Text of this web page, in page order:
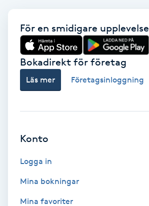
Face framing
Faceliftmassage
Fillers
För en smidigare upplevelse
Bokadirekt för företag
Läs mer Företagsinloggning
Konto
Logga in
Mina bokningar
Mina favoriter